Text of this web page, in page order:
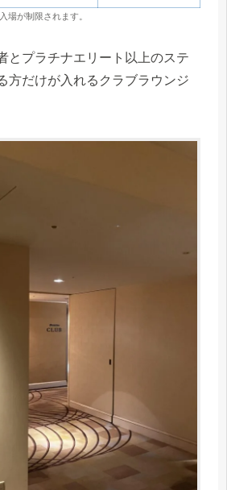
場が制限されます。
とプラチナエリート以上のステ
方だけが入れるクラブラウンジ